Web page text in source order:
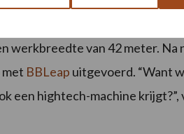
werkbreedte van 42 meter. Na
met BBLeap uitgevoerd. “Want
een hightech-machine krijgt?”,